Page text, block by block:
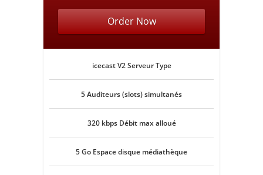
Order Now
icecast V2 Serveur Type
5 Auditeurs (slots) simultanés
320 kbps Débit max alloué
5 Go Espace disque médiathèque